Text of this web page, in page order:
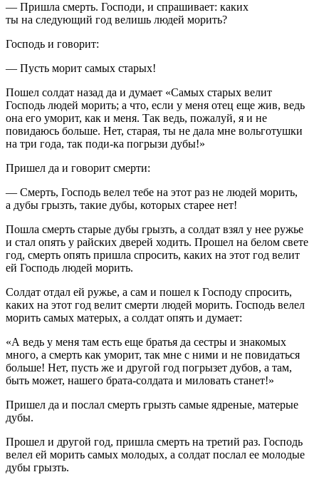
— Пришла смерть. Господи, и спрашивает: каких
ты на следующий год велишь людей морить?
Господь и говорит:
— Пусть морит самых старых!
Пошел солдат назад да и думает «Самых старых велит
Господь людей морить; а что, если у меня отец еще жив, ведь
она его уморит, как и меня. Так ведь, пожалуй, я и не
повидаюсь больше. Нет, старая, ты не дала мне вольготушки
на три года, так поди-ка погрызи дубы!»
Пришел да и говорит смерти:
— Смерть, Господь велел тебе на этот раз не людей морить,
а дубы грызть, такие дубы, которых старее нет!
Пошла смерть старые дубы грызть, а солдат взял у нее ружье
и стал опять у райских дверей ходить. Прошел на белом свете
год, смерть опять пришла спросить, каких на этот год велит
ей Господь людей морить.
Солдат отдал ей ружье, а сам и пошел к Господу спросить,
каких на этот год велит смерти людей морить. Господь велел
морить самых матерых, а солдат опять и думает:
«А ведь у меня там есть еще братья да сестры и знакомых
много, а смерть как уморит, так мне с ними и не повидаться
больше! Нет, пусть же и другой год погрызет дубов, а там,
быть может, нашего брата-солдата и миловать станет!»
Пришел да и послал смерть грызть самые ядреные, матерые
дубы.
Прошел и другой год, пришла смерть на третий раз. Господь
велел ей морить самых молодых, а солдат послал ее молодые
дубы грызть.